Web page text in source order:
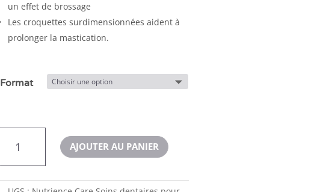
un effet de brossage
Les croquettes surdimensionnées aident à
prolonger la mastication.
Format
Soins
AJOUTER AU PANIER